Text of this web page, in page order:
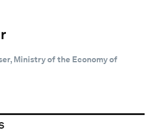
Ministry of the Economy of